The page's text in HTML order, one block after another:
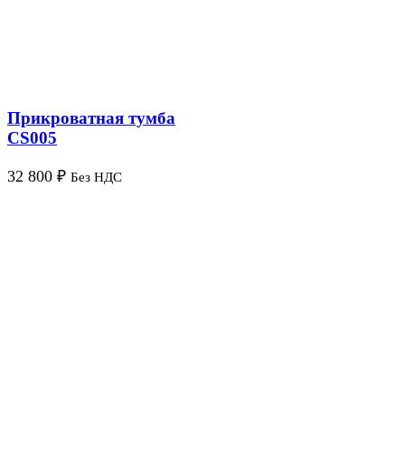
Прикроватная тумба
CS005
32 800 ₽ Без НДС